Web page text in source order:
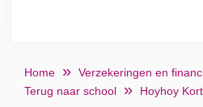
Home Verzekeringen en
Terug naar school
Hoyhoy